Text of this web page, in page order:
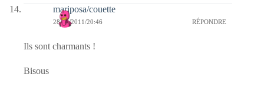
mariposa/couette
28/06/2011/20:46 RÉPONDRE
Ils sont charmants !
Bisous